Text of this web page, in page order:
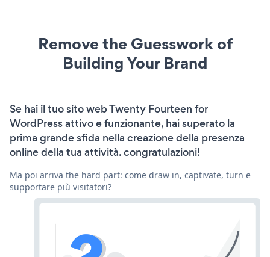
Remove the Guesswork of
Building Your Brand
Se hai il tuo sito web Twenty Fourteen for
WordPress attivo e funzionante, hai superato la
prima grande sfida nella creazione della presenza
online della tua attività. congratulazioni!
Ma poi arriva the hard part: come draw in, captivate, turn e
supportare più visitatori?